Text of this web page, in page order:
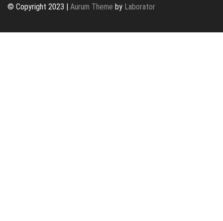
© Copyright 2023 | Aurum Theme by Laborator